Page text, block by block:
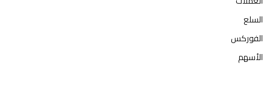
السلع
الفوركس
الأسهم